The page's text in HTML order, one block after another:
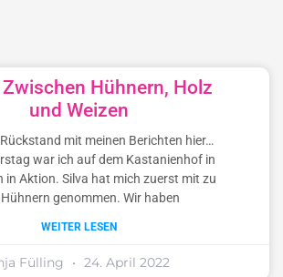
Hühnern, Holz
und Weizen
mit meinen Berichten hier…
war ich auf dem Kastanienhof in
in Aktion. Silva hat mich zuerst mit zu
genommen. Wir haben
WEITER LESEN
Fülling 24. April 2022